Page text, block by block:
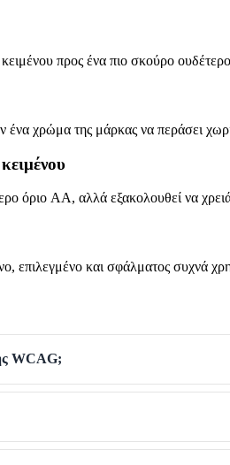
προς ένα πιο σκούρο
χρώμα της μάρκας να περάσει
όριο AA, αλλά εξακολουθεί να
επιλεγμένο και σφάλματος συχνά
WCAG;